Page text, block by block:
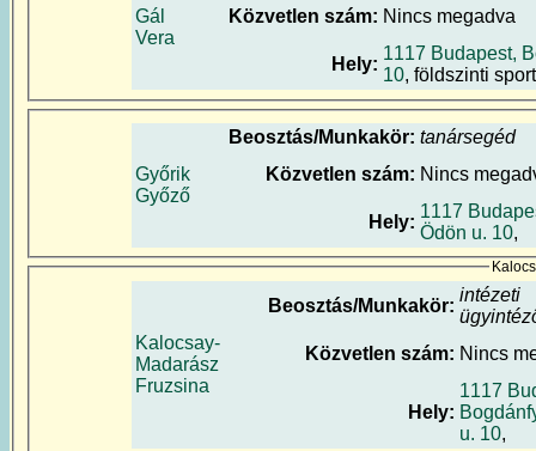
Gál
Vera
Közvetlen szám: Nincs megadva
Hely:
1117 Budapest,
10, földszinti
Győrik
Győző
Beosztás/Munkakör: tanársegéd
Közvetlen szám: Nincs
Hely:
1117
Ödön u. 10,
Kalocsay-
Madarász
Fruzsina
Beosztás/Munkakör:
intézeti
Közvetlen szám: Nincs
Hely:
1117
u. 10,